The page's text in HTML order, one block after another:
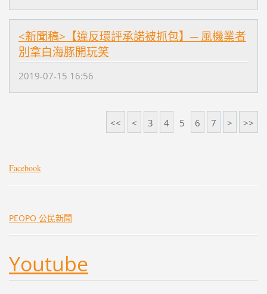
<新聞稿>【違反環評承諾被抓包】─ 風機業者
別拿白海豚開玩笑
2019-07-15 16:56
<< < 3 4 5 6 7 > >>
Facebook
PEOPO 公民新聞
Youtube